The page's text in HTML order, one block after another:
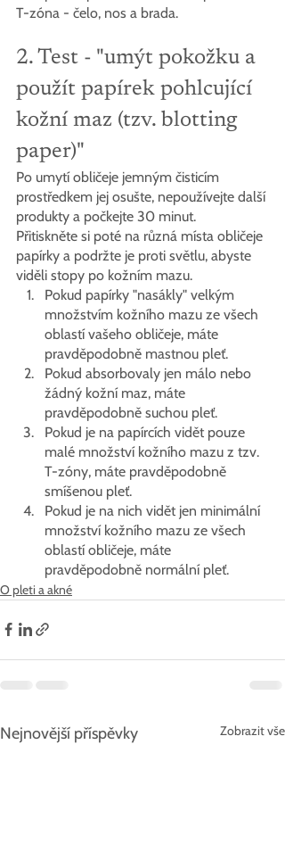
T-zóna - čelo, nos a brada.
2. Test - "umýt pokožku a
použít papírek pohlcující
kožní maz (tzv. blotting
paper)"
Po umytí obličeje jemným čisticím
prostředkem jej osušte, nepoužívejte další
produkty a počkejte 30 minut.
Přitiskněte si poté na různá místa obličeje
papírky a podržte je proti světlu, abyste
viděli stopy po kožním mazu.
Pokud papírky "nasákly" velkým
množstvím kožního mazu ze všech
oblastí vašeho obličeje, máte
pravděpodobně mastnou pleť.
Pokud absorbovaly jen málo nebo
žádný kožní maz, máte
pravděpodobně suchou pleť.
Pokud je na papírcích vidět pouze
malé množství kožního mazu z tzv.
T-zóny, máte pravděpodobně
smíšenou pleť.
Pokud je na nich vidět jen minimální
množství kožního mazu ze všech
oblastí obličeje, máte
pravděpodobně normální pleť.
O pleti a akné
Nejnovější příspěvky Zobrazit vše